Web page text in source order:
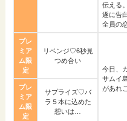
伝える。
遂に告
全員の
プレ
ミア
ム限
定
リベンジ♡6秒見
つめ合い
今日、
サムイ
があれ
プレ
ミア
ム限
定
サプライズ♡バ
ラ５本に込めた
想いは…